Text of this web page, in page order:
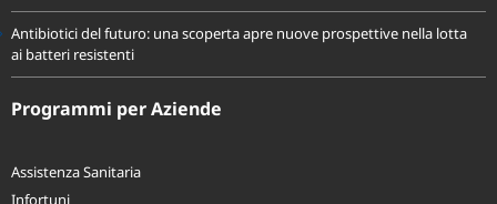
Antibiotici del futuro: una scoperta apre nuove prospettive nella lotta
Programmi per Aziende